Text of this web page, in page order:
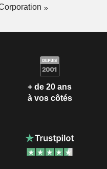
+ de 20 ans
à vos côtés